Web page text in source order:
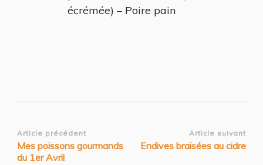
écrémée) – Poire pain
Navigation
d’article
Article précédent
Mes poissons gourmands
du 1er Avril
Article suivant
Endives braisées au cidre